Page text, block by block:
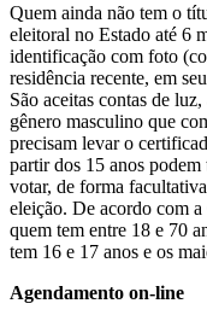
Quem ainda não tem o
eleitoral no Estado até 6
identificação com foto
residência recente, em
São aceitas contas de
gênero masculino que
precisam levar o
partir dos 15 anos
votar, de forma
eleição. De acordo com
quem tem entre 18 e 70
tem 16 e 17 anos e os
Agendamento on-line